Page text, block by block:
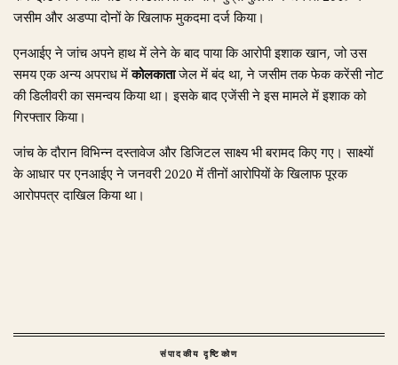
जसीम और अडप्पा दोनों के खिलाफ मुकदमा दर्ज किया।
एनआईए ने जांच अपने हाथ में लेने के बाद पाया कि आरोपी इशाक खान, जो उस
समय एक अन्य अपराध मेंकोलकाताजेल में बंद था, ने जसीम तक फेक करेंसी नोट
की डिलीवरी का समन्वय किया था। इसके बाद एजेंसी ने इस मामले में इशाक को
गिरफ्तार किया।
जांच के दौरान विभिन्न दस्तावेज और डिजिटल साक्ष्य भी बरामद किए गए। साक्ष्यों
के आधार पर एनआईए ने जनवरी 2020 में तीनों आरोपियों के खिलाफ पूरक
आरोपपत्र दाखिल किया था।
संपादकीय दृष्टिकोण